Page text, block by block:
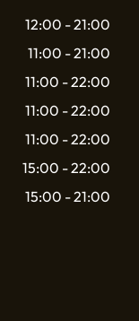
12:00 - 21:00
11:00 - 21:00
11:00 - 22:00
11:00 - 22:00
11:00 - 22:00
15:00 - 22:00
15:00 - 21:00